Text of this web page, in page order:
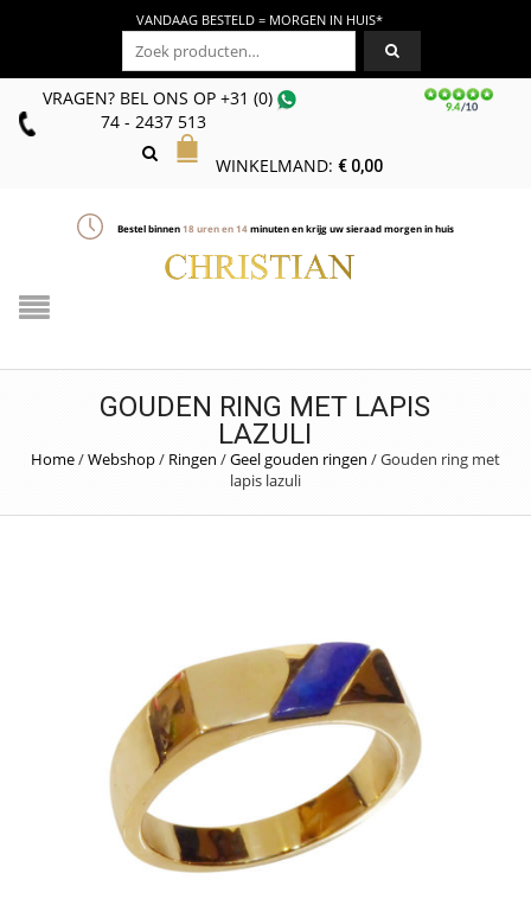
VANDAAG BESTELD = MORGEN IN HUIS*
Zoeken naar:
VRAGEN? BEL ONS OP+31 (0)
74 - 2437 513
WINKELMAND: €0,00
Bestel binnen18uren en14minuten en krijg uw sieraad morgen in huis
GOUDEN RING MET LAPIS
LAZULI
Home/Webshop/ Ringen /Geel gouden ringen /Gouden ring met
lapis lazuli